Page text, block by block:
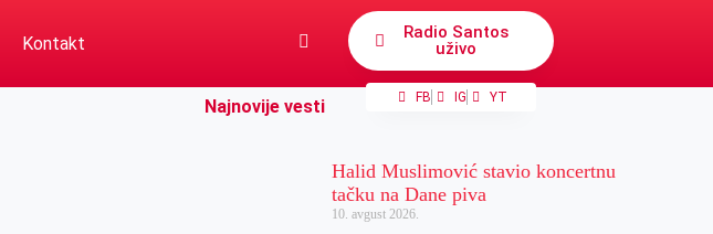
Kontakt
Radio Santos
uživo
FB IG YT
Najnovije vesti
Halid Muslimović stavio koncertnu
tačku na Dane piva
10. avgust 2026.